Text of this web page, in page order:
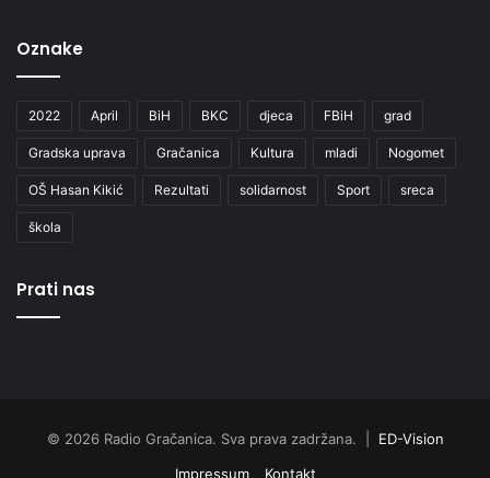
Oznake
2022 April BiH BKC djeca FBiH grad
Gradska uprava Gračanica Kultura mladi Nogomet
OŠ Hasan Kikić Rezultati solidarnost Sport sreca
škola
Prati nas
© 2026 Radio Gračanica. Sva prava zadržana. | ED-Vision
Impressum
Kontakt